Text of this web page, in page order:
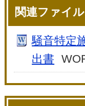
関連ファイ
騒音特定
出書